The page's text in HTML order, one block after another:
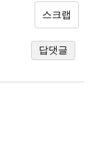
스크랩
답댓글